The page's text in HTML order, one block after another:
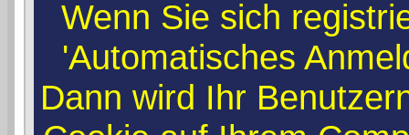
Wenn Sie sich
'Automatisches
Dann wird Ihr